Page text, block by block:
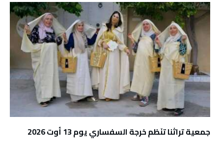
جمعية تراثنا تنَظم خرجة السفساري يوم 13 أوت 2026